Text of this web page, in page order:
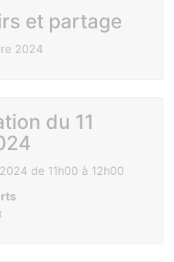
et partage
2024
du 11
de 11h00 à 12h00